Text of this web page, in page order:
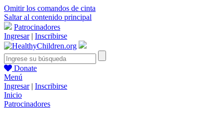
Omitir los comandos de cinta
Saltar al contenido principal
Patrocinadores
Ingresar| Inscribirse
Donate
Menú
Ingresar| Inscribirse
Inicio
Patrocinadores